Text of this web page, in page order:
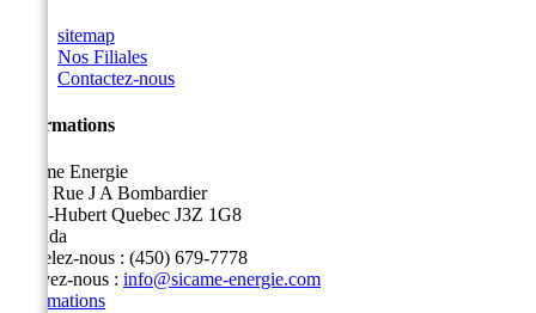
sitemap
Nos Filiales
Contactez-nous
Informations
Sicame Energie
5400 Rue J A Bombardier
Saint-Hubert Quebec J3Z 1G8
Canada
Appelez-nous : (450) 679-7778
Écrivez-nous : info@sicame-energie.com
Informations